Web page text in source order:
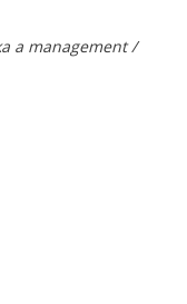
a management /